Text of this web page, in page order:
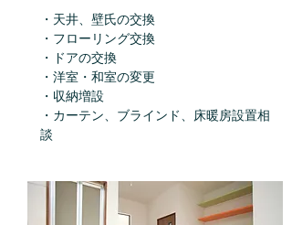
・天井、壁氏の交換
・フローリング交換
​・ドアの交換
・洋室・和室の変更
・収納増設
・カーテン、ブラインド、床暖房設置相
談